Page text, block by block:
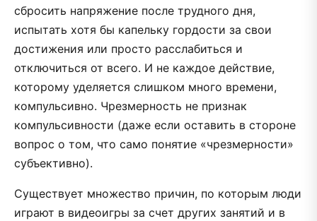
сбросить напряжение после трудного дня,
испытать хотя бы капельку гордости за свои
достижения или просто расслабиться и
отключиться от всего. И не каждое действие,
которому уделяется слишком много времени,
компульсивно. Чрезмерность не признак
компульсивности (даже если оставить в стороне
вопрос о том, что само понятие «чрезмерности»
субъективно).
Существует множество причин, по которым люди
играют в видеоигры за счет других занятий и в